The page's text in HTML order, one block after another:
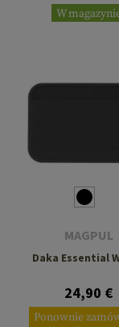
W
MAGPUL
Daka Essential
24,90 €
Ponownie